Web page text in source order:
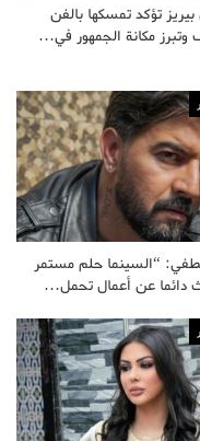
تؤكد تمسكها بالفن
وتبرز مكانة الجمهور في…
“السينما حلم مستمر
دائما عن أعمال تحمل…